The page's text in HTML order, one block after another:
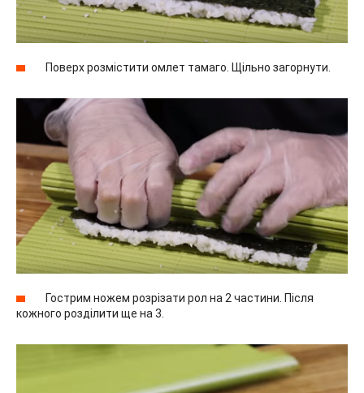
Поверх розмістити омлет тамаго. Щільно загорнути.
Гострим ножем розрізати рол на 2 частини. Після
кожного розділити ще на 3.